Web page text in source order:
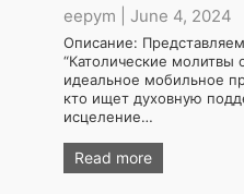
eepym June 4, 2024
Описание:
“Католические молитвы
идеальное мобильное
кто ищет духовную
исцеление…
Read more